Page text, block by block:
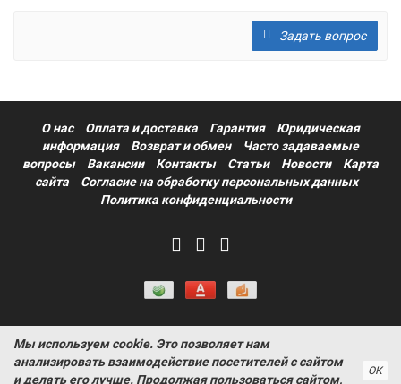
Задать вопрос
О нас Оплата и доставка Гарантия
Юридическая
информация
Возврат и обмен
Часто задаваемые
вопросы
Вакансии Контакты Статьи Новости
Карта
сайта
Согласие на обработку персональных данных
Политика конфиденциальности
Информация на сайте носит ознакомительный характер и не
является публичной офертой, определяемой положениями
статьи 437 Гражданского кодекса РФ ProtectAuto © 2011-
Мы используем cookie. Это позволяет нам
анализировать взаимодействие посетителей с сайтом
и делать его лучше. Продолжая пользоваться сайтом,
ОК